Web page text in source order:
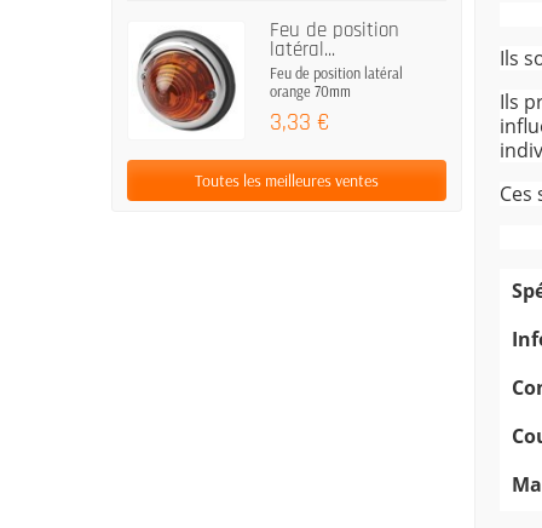
Feu de position
latéral...
Feu de position latéral
orange 70mm
3,33 €
Toutes les meilleures ventes
Ils
Ils